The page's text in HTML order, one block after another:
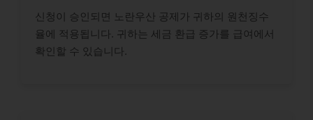
신청이 승인되면 노란우산 공제가 귀하의 원천징수
율에 적용됩니다. 귀하는 세금 환급 증가를 급여에서
확인할 수 있습니다.